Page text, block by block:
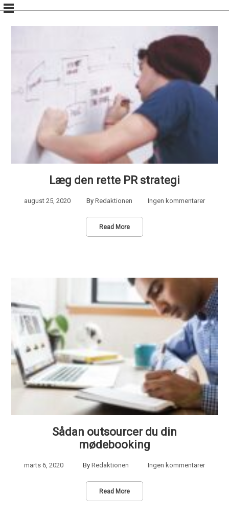
Skip
to
content
Læg den rette PR strategi
august 25, 2020 By Redaktionen Ingen kommentarer
Read More
Sådan outsourcer du din
mødebooking
marts 6, 2020 By Redaktionen Ingen kommentarer
Read More